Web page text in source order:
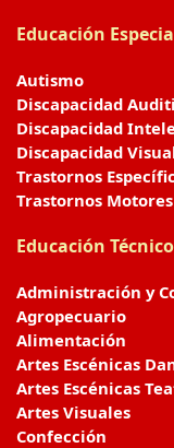
Educación
Autismo
Discapacidad
Discapacidad
Discapacidad
Trastornos
Trastornos Motores
Educación
Administración y
Agropecuario
Alimentación
Artes Escénicas
Artes Escénicas
Artes Visuales
Confección